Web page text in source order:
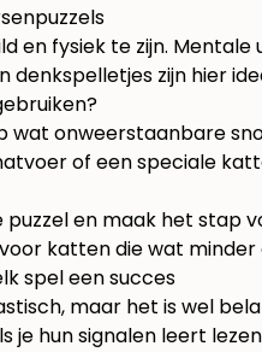
en fysiek te zijn.
denkspelletjes zijn hier
wat onweerstaanbare
of een speciale
en maak het stap
katten die wat minder
spel een succes
maar het is wel
je hun signalen leert